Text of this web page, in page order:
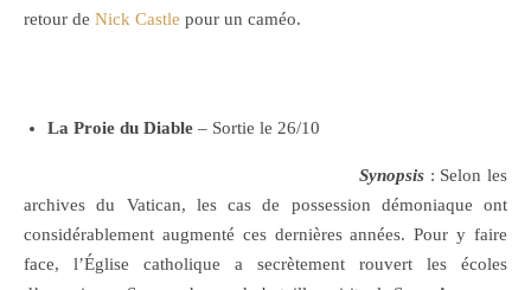
retour de Nick Castle pour un caméo.
La Proie du Diable – Sortie le 26/10
Synopsis : Selon les
archives du Vatican, les cas de possession démoniaque ont
considérablement augmenté ces dernières années. Pour y faire
face, l’Église catholique a secrètement rouvert les écoles